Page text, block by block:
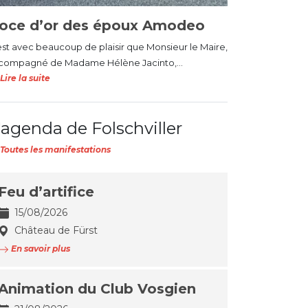
d’or des époux Amodeo
avec beaucoup de plaisir que Monsieur le Maire,
de Madame Hélène Jacinto,...
Lire la suite
de Folschviller
Toutes les manifestations
Feu d’artifice
15/08/2026
Château de Fürst
En savoir plus
du Club Vosgien